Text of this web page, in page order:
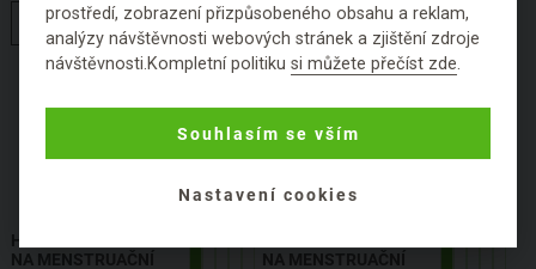
HLÍDAT DOSTUPNOST HLÍDAT DOSTUPNOST
HYGIENICKÝ ČISTIČ
NA MENSTRUAČNÍ
NA MENSTRUAČNÍ
prostředí, zobrazení přizpůsobeného obsahu a reklam,
analýzy návštěvnosti webových stránek a zjištění zdroje
návštěvnosti.Kompletní politikusi můžete přečíst zde.
Souhlasím se vším
Nastavení cookies